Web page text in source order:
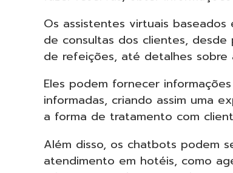
Os assistentes virtuais
de consultas dos clientes,
de refeições, até detalhes
Eles podem fornecer
informadas, criando assim uma
a forma de tratamento com
Além disso, os chatbots podem
atendimento em hotéis, como